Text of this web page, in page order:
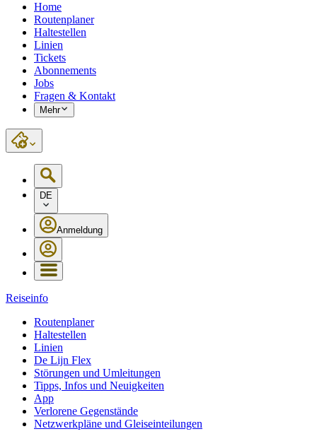
Home
Routenplaner
Haltestellen
Linien
Tickets
Abonnements
Jobs
Fragen & Kontakt
Mehr
DE
Anmeldung
Reiseinfo
Routenplaner
Haltestellen
Linien
De Lijn Flex
Störungen und Umleitungen
Tipps, Infos und Neuigkeiten
App
Verlorene Gegenstände
Netzwerkpläne und Gleiseinteilungen